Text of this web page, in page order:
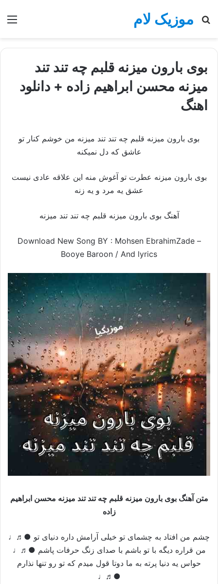
موزیک لام
جستجو
بوی بارون میزنه قلبم چه تند تند
میزنه محسن ابراهیم زاده + دانلود
اهنگ
بوی بارون میزنه قلبم چه تند تند میزنه من خوشم کنار تو
عاشق که دل نمیکنه
بوی بارون میزنه عطرت تو آغوش منه این علاقه عادی نیست
عشق یه مرد و یه زنه
آهنگ بوی بارون میزنه قلبم چه تند تند میزنه
Download New Song BY : Mohsen EbrahimZade –
Booye Baroon / And lyrics
متن آهنگ بوی بارون میزنه قلبم چه تند تند میزنه محسن ابراهیم
زاده
چشم من افتاد به چشمای تو خیلی آرامش داره دنیای تو ●♬♩
من قراره دیگه با تو باشم با صدای زنگ حرفات پاشم ●♬♩
حواس یه دنیا پرته به ما دوتا قول میدم که تو رو تنها نذارم
●♬♩